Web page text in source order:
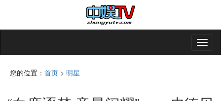
您的位置： 首页 > 明星